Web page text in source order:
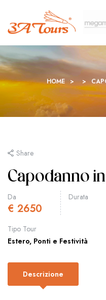
HOME > >
Share
Capodanno
Da
€ 2650
Durata
Tipo Tour
Estero, Ponti e Festività
Descrizione